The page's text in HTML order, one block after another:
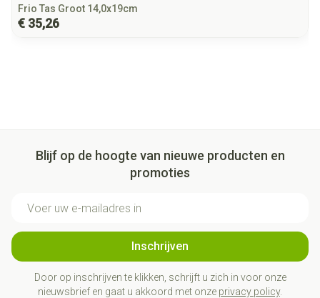
Frio Tas Groot 14,0x19cm
€ 35,26
Blijf op de hoogte van nieuwe producten en
promoties
Inschrijven
Door op inschrijven te klikken, schrijft u zich in voor onze
nieuwsbrief en gaat u akkoord met onze privacy policy.